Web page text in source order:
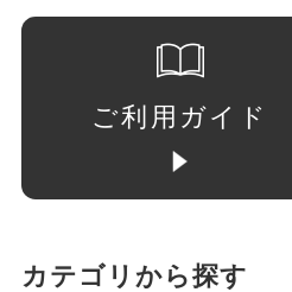
ご利用ガイド
カテゴリから探す